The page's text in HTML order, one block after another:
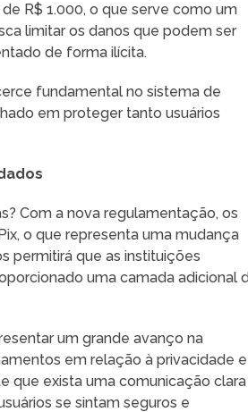
R$ 1.000, o que serve como um
limitar os danos que podem ser
de forma ilícita.
fundamental no sistema de
em proteger tanto usuários
Com a nova regulamentação, os
o que representa uma mudança
permitirá que as instituições
uma camada adicional
um grande avanço na
em relação à privacidade
que exista uma comunicação clara
se sintam seguros e